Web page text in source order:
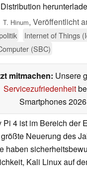
T. Hinum, Veröffentlicht
Internet of Things
(SBC)
mitmachen: Unsere
Servicezufriedenheit
Smartphones 2026
Pi 4 ist im Bereich der
Neuerung des
haben
Kali Linux auf